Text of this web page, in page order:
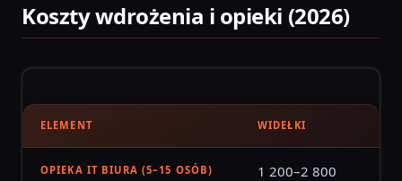
Koszty wdrożenia i opieki (2026)
ELEMENT WIDEŁKI
OPIEKA IT BIURA (5–15 OSÓB)
1 200–2 800